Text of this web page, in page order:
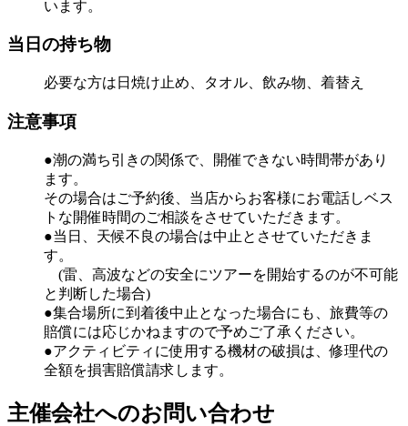
います。
当日の持ち物
必要な方は日焼け止め、タオル、飲み物、着替え
注意事項
●潮の満ち引きの関係で、開催できない時間帯があり
ます。
その場合はご予約後、当店からお客様にお電話しベス
トな開催時間のご相談をさせていただきます。
●当日、天候不良の場合は中止とさせていただきま
す。
(雷、高波などの安全にツアーを開始するのが不可能
と判断した場合)
●集合場所に到着後中止となった場合にも、旅費等の
賠償には応じかねますので予めご了承ください。
●アクティビティに使用する機材の破損は、修理代の
全額を損害賠償請求します。
主催会社へのお問い合わせ